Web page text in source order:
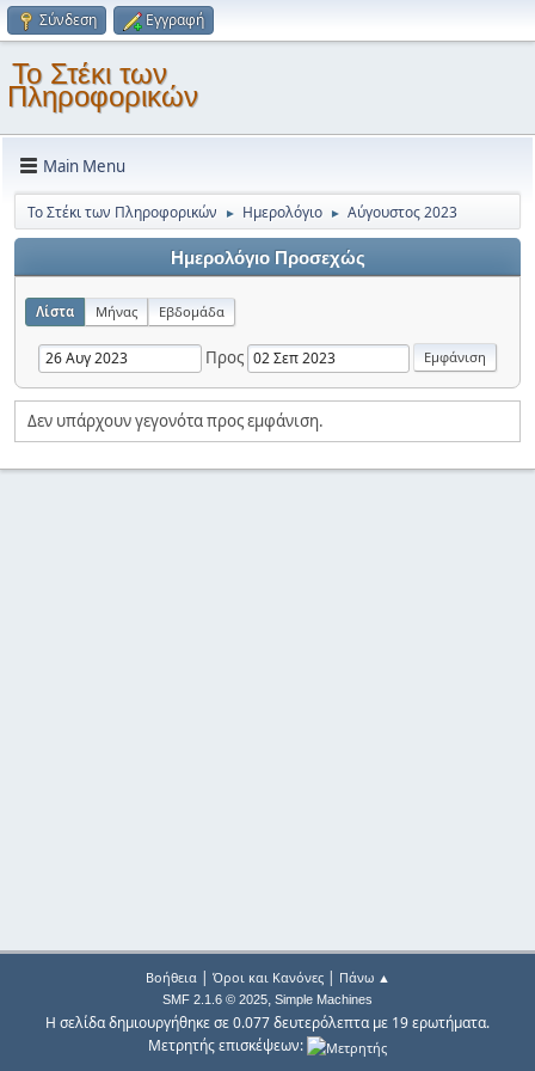
Σύνδεση Εγγραφή
Το Στέκι των
Πληροφορικών
Main Menu
Το Στέκι των Πληροφορικών ► Ημερολόγιο ► Αύγουστος 2023
Ημερολόγιο Προσεχώς
Λίστα Μήνας Εβδομάδα
Προς
Δεν υπάρχουν γεγονότα προς εμφάνιση.
Βοήθεια| Όροι και Κανόνες| Πάνω ▲
SMF 2.1.6 © 2025, Simple Machines
Η σελίδα δημιουργήθηκε σε 0.077 δευτερόλεπτα με 19 ερωτήματα.
Μετρητής επισκέψεων: